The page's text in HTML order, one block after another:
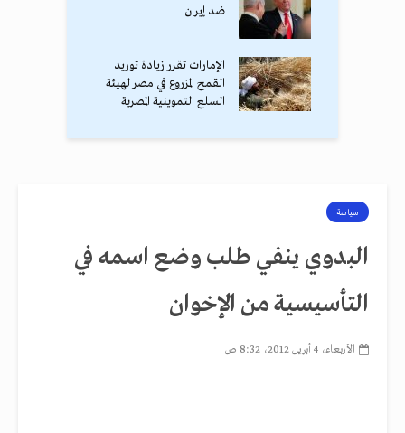
ضد إيران
الإمارات تقرر زيادة توريد
القمح المزروع في مصر لهيئة
السلع التموينية المصرية
سياسة
البدوي ينفي طلب وضع اسمه في
التأسيسية من الإخوان
الأربعاء، 4 أبريل 2012، 8:32 ص